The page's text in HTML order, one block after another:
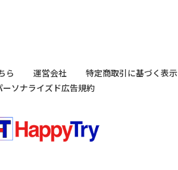
ら 運営会社
特定商取引に基づく表示
ーソナライズド広告規約